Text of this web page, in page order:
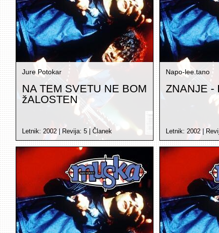
Jure Potokar
NA TEM SVETU NE BOM
žALOSTEN
Letnik: 2002 | Revija: 5 | Članek
Napo-lee.tano
ZNANJE -
Letnik: 2002 |